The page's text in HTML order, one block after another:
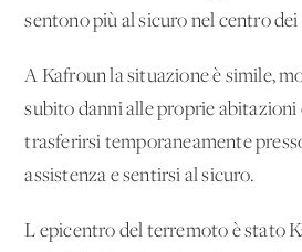
sentono più al sicuro nel centro dei
A Kafroun la situazione è simile,
subito danni alle proprie abitazioni
trasferirsi temporaneamente
assistenza e sentirsi al sicuro.
L'epicentro del terremoto è stato